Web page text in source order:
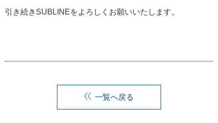
引き続きSUBLINEをよろしくお願いいたします。
一覧へ戻る